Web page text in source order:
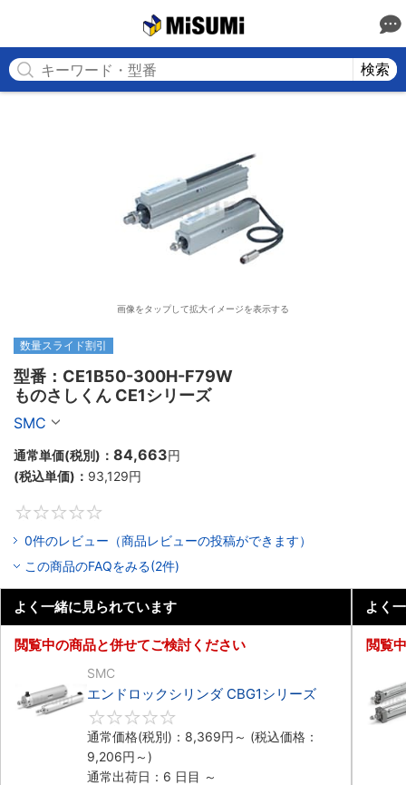
検索
画像をタップして拡大イメージを表示する
数量スライド割引
型番：CE1B50-300H-F79W
ものさしくん CE1シリーズ
SMC
通常単価(税別)： 84,663円
(税込単価)： 93,129円
0件のレビュー（商品レビューの投稿ができます）
この商品のFAQをみる(2件)
よく一緒に見られています
閲覧中の商品と併せてご検討ください
SMC
エンドロックシリンダ CBG1シリーズ
通常価格(税別)： 8,369円 ～ (税込価格：
9,206円 ～)
通常出荷日：6 日目 ～
よく
閲覧